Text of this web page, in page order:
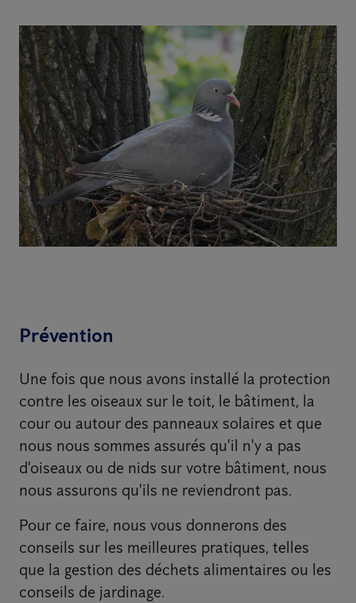
Prévention
Une fois que nous avons installé la protection
contre les oiseaux sur le toit, le bâtiment, la
cour ou autour des panneaux solaires et que
nous nous sommes assurés qu'il n'y a pas
d'oiseaux ou de nids sur votre bâtiment, nous
nous assurons qu'ils ne reviendront pas.
Pour ce faire, nous vous donnerons des
conseils sur les meilleures pratiques, telles
que la gestion des déchets alimentaires ou les
conseils de jardinage.